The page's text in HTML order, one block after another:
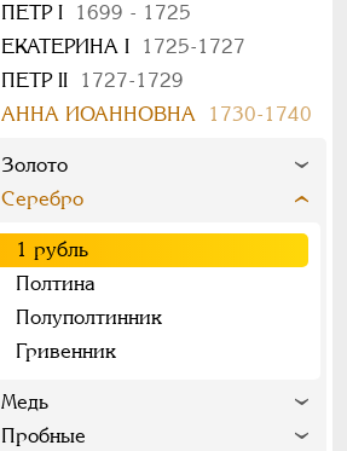
ПEТР I
1699 - 1725
ЕКАТЕРИНА I
1725-1727
ПЕТР II
1727-1729
АННА ИОАННОВНА
1730-1740
Золото
Серебро
1 рубль
Полтина
Полуполтинник
Гривенник
Медь
Пробные